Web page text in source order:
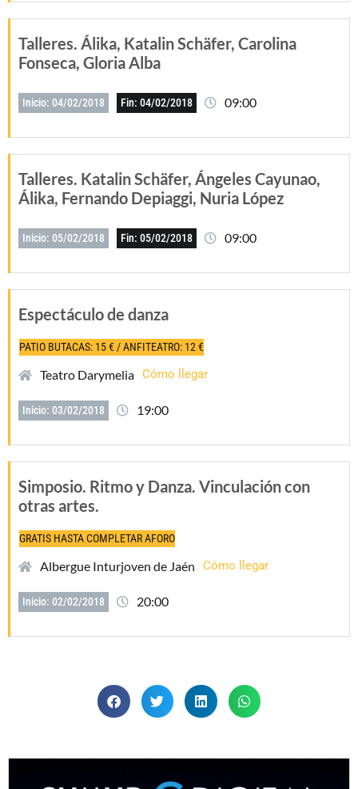
Talleres. Álika, Katalin Schäfer, Carolina
Fonseca, Gloria Alba
Inicio: 04/02/2018 Fin: 04/02/2018 09:00
Talleres. Katalin Schäfer, Ángeles Cayunao,
Álika, Fernando Depiaggi, Nuria López
Inicio: 05/02/2018 Fin: 05/02/2018 09:00
Espectáculo de danza
PATIO BUTACAS: 15 € / ANFITEATRO: 12 €
Teatro Darymelia Cómo llegar
Inicio: 03/02/2018 19:00
Simposio. Ritmo y Danza. Vinculación con
otras artes.
GRATIS HASTA COMPLETAR AFORO
Albergue Inturjoven de Jaén Cómo llegar
Inicio: 02/02/2018 20:00